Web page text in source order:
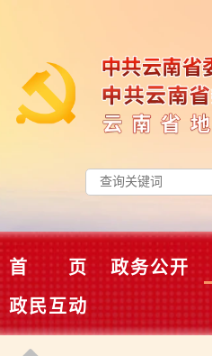
首 页 政务公开
政民互动